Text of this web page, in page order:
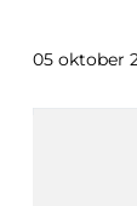
05 oktober